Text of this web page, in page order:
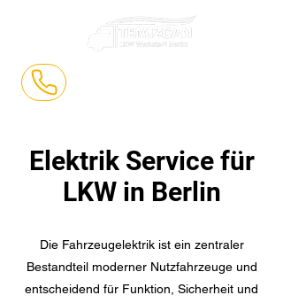
Elektrik Service für
LKW in Berlin
Die Fahrzeugelektrik ist ein zentraler
Bestandteil moderner Nutzfahrzeuge und
entscheidend für Funktion, Sicherheit und